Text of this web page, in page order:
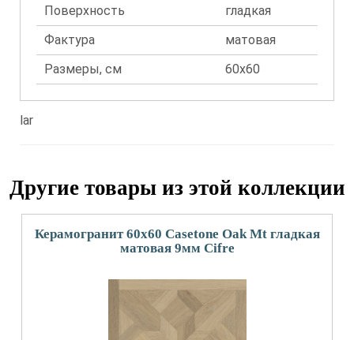
Поверхность
гладкая
Фактура
матовая
Размеры, см
60x60
lar
Другие товары из этой коллекции
Керамогранит 60x60 Casetone Oak Mt гладкая
матовая 9мм Cifre